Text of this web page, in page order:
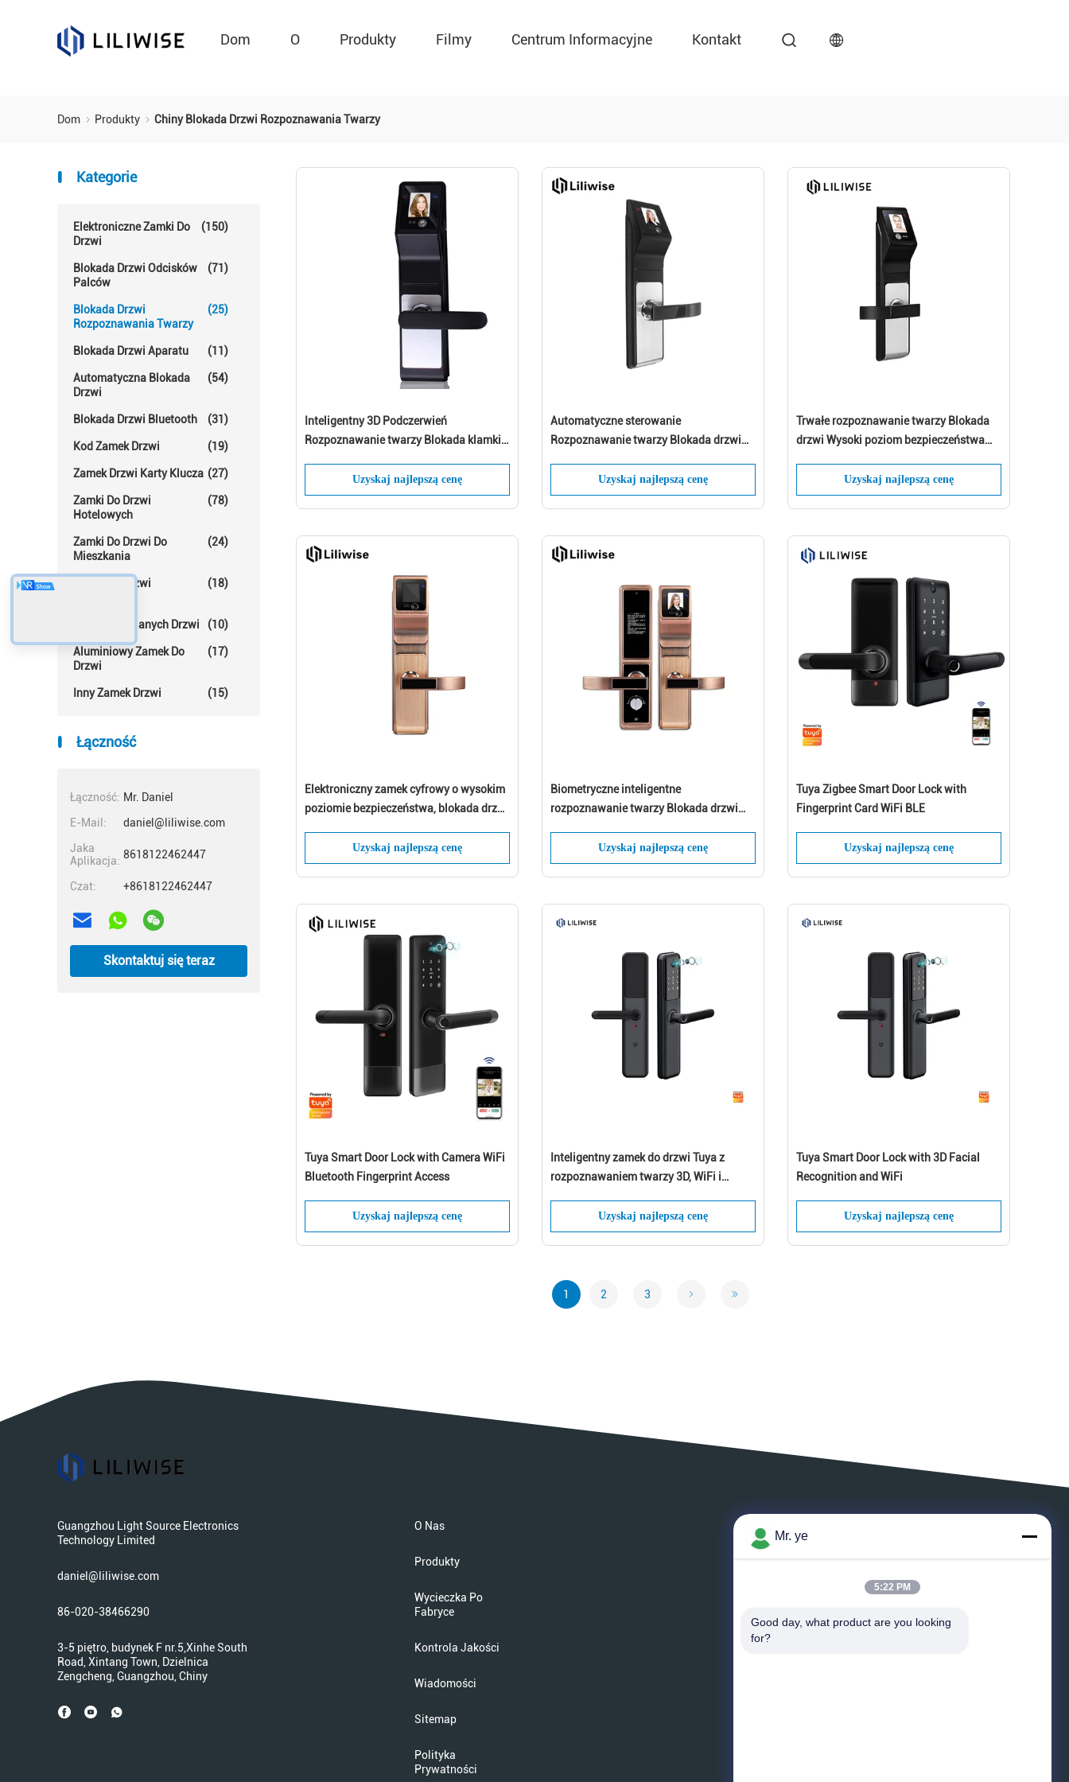
Dom O Produkty Filmy Centrum Informacyjne Kontakt
Dom Produkty Chiny Blokada Drzwi Rozpoznawania Twarzy
Kategorie
Elektroniczne Zamki Do
Drzwi
(150)
Blokada Drzwi Odcisków
Palców
(71)
Blokada Drzwi
Rozpoznawania Twarzy
(25)
Blokada Drzwi Aparatu (11)
Automatyczna Blokada
Drzwi
(54)
Blokada Drzwi Bluetooth (31)
Kod Zamek Drzwi (19)
Zamek Drzwi Karty Klucza (27)
Zamki Do Drzwi
Hotelowych
(78)
Zamki Do Drzwi Do
Mieszkania
(24)
Zamki Do Drzwi
(18)
Blokada Szklanych Drzwi (10)
Aluminiowy Zamek Do
Drzwi
(17)
Inny Zamek Drzwi (15)
Łączność
Łączność: Mr. Daniel
E-Mail:
daniel@liliwise.com
Jaka
Aplikacja: 8618122462447
Czat: +8618122462447
Skontaktuj się teraz
Inteligentny 3D Podczerwień
Rozpoznawanie twarzy Blokada klamki
Uzyskaj najlepszą cenę
Automatyczne sterowanie
Rozpoznawanie twarzy Blokada drzwi
Uzyskaj najlepszą cenę
Trwałe rozpoznawanie twarzy Blokada
drzwi Wysoki poziom bezpieczeństwa
Uzyskaj najlepszą cenę
Elektroniczny zamek cyfrowy o wysokim
poziomie bezpieczeństwa, blokada drzwi
Uzyskaj najlepszą cenę
Biometryczne inteligentne
rozpoznawanie twarzy Blokada drzwi
Uzyskaj najlepszą cenę
Tuya Zigbee Smart Door Lock with
Fingerprint Card WiFi BLE
Uzyskaj najlepszą cenę
Tuya Smart Door Lock with Camera WiFi
Bluetooth Fingerprint Access
Uzyskaj najlepszą cenę
Inteligentny zamek do drzwi Tuya z
rozpoznawaniem twarzy 3D, WiFi i
Uzyskaj najlepszą cenę
Tuya Smart Door Lock with 3D Facial
Recognition and WiFi
Uzyskaj najlepszą cenę
1 2 3
Guangzhou Light Source Electronics
Technology Limited
daniel@liliwise.com
86-020-38466290
3-5 piętro, budynek F nr.5,Xinhe South
Road, Xintang Town, Dzielnica
Zengcheng, Guangzhou, Chiny
O Nas
Produkty
Wycieczka Po
Fabryce
Kontrola Jakości
Wiadomości
Sitemap
Polityka
Prywatności
*E-mail
Zostaw wiadomość Oddzwonimy wkrótce!
Mr. ye
5:22 PM
Good day, what product are you looking
for?